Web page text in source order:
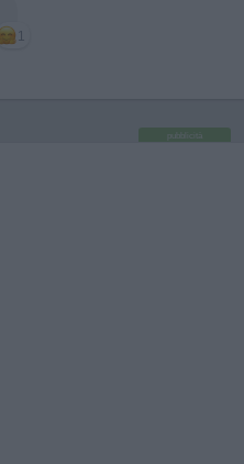
1
pubblicità